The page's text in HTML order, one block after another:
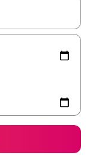
les flèches vers le